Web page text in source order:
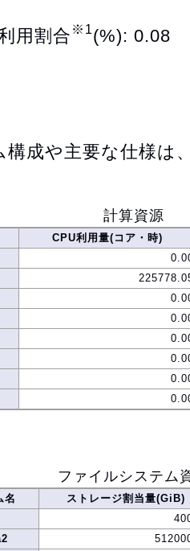
用割合 ※1(%): 0.08
成や主要な仕様は
計算資源
CPU利用量(コア・時)
ファイルシステム
名
ストレージ割当量(GiB)